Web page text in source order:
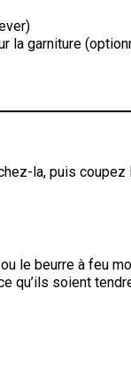
la garniture
la, puis coupez
le beurre à feu
qu’ils soient